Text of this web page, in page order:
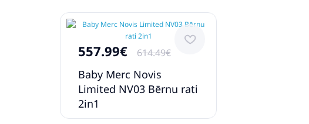
557.99€ 614.49€
Baby Merc Novis
Limited NV03 Bērnu rati
2in1